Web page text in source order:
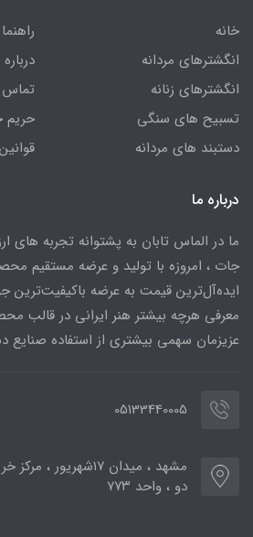
خانه
انگشترهای مردانه
انگشترهای زنانه
تسبیح های سنگی
دستبند های مردانه
راهنما
تماس
درباره ما
ما در الماس تابان به پشتوانه تجربه های
جات ، امروزه با تولید و عرضه مستقیم
ایده‌آل‌ترین قیمت به عرضه باکیفیت‌ترین
معرفی هرچه بیشتر هنر ایرانی در قالب
عزیزمان سهمی بیشتری از استفاده صنایع
05133440005
دو ، واحد ۷۷۳